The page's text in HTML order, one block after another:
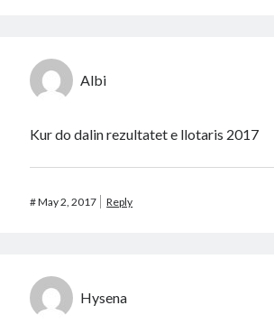
Albi
Kur do dalin rezultatet e llotaris 2017
#May 2, 2017 Reply
Hysena